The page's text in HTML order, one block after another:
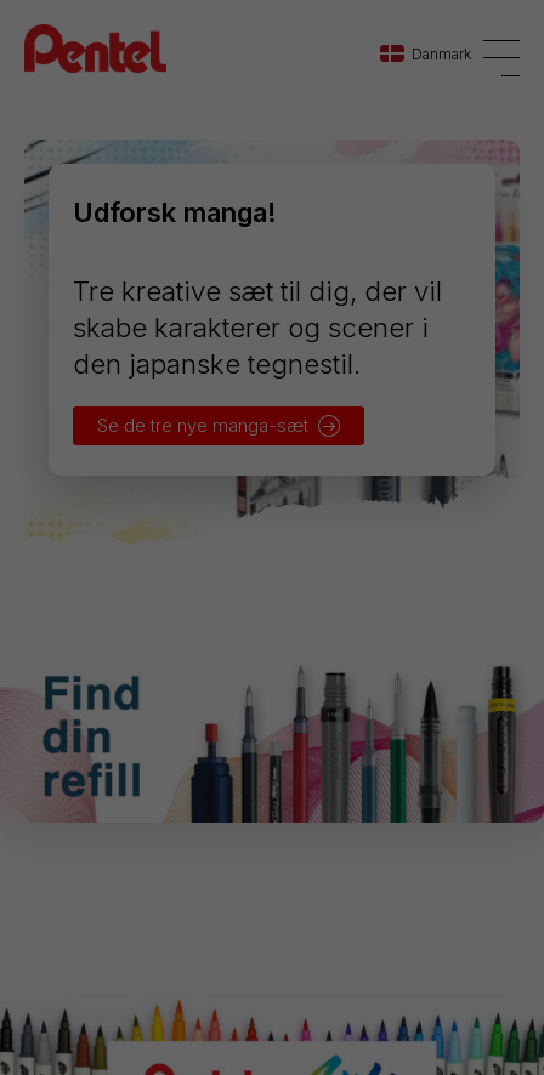
Danmark
Sverige
Udforsk manga!
Tre kreative sæt til dig, der vil
skabe karakterer og scener i
den japanske tegnestil.
Se de tre nye manga-sæt